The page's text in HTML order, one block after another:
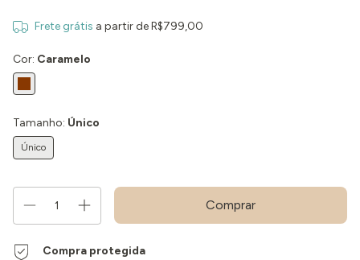
Frete grátis a partir deR$799,00
Cor: Caramelo
Tamanho: Único
Único
Compra protegida